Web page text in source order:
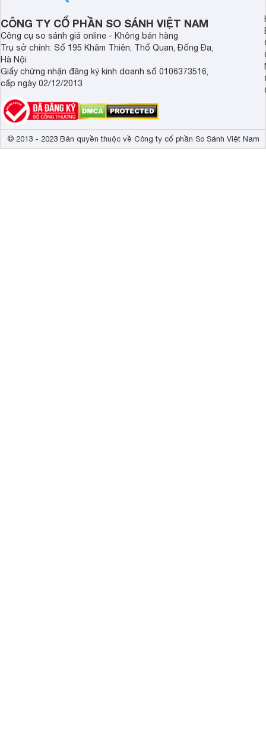
CÔNG TY CỔ PHẦN SO SÁNH VIỆT NAM
Công cụ so sánh giá online - Không bán hàng
Trụ sở chính: Số 195 Khâm Thiên, Thổ Quan, Đống Đa,
Hà Nội
Giấy chứng nhận đăng ký kinh doanh số 0106373516,
cấp ngày 02/12/2013
© 2013 - 2023 Bản quyền thuộc về Công ty cổ phần So Sánh Việt Nam